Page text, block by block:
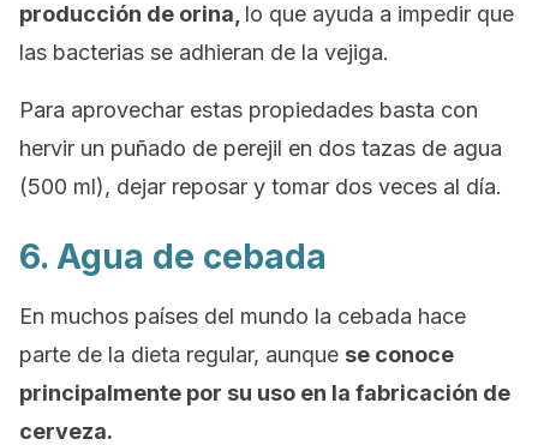
producción de orina, lo que ayuda a impedir que
las bacterias se adhieran de la vejiga.
Para aprovechar estas propiedades basta con
hervir un puñado de perejil en dos tazas de agua
(500 ml), dejar reposar y tomar dos veces al día.
6. Agua de cebada
En muchos países del mundo la cebada hace
parte de la dieta regular, aunque se conoce
principalmente por su uso en la fabricación de
cerveza.